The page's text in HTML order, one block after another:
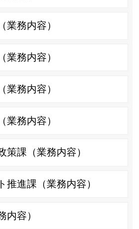
業務内容）
業務内容）
業務内容）
業務内容）
策課（業務内容）
推進課（業務内容）
内容）